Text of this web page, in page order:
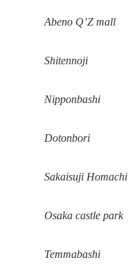
Abeno Q’Z mall
Shitennoji
Nipponbashi
Dotonbori
Sakaisuji Homachi
Osaka castle park
Temmabashi